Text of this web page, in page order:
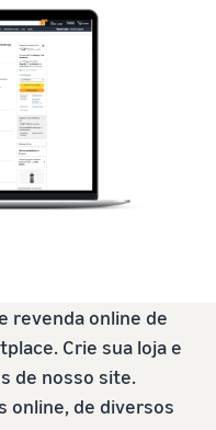
revenda online de
Crie sua loja e
de nosso site.
online, de diversos